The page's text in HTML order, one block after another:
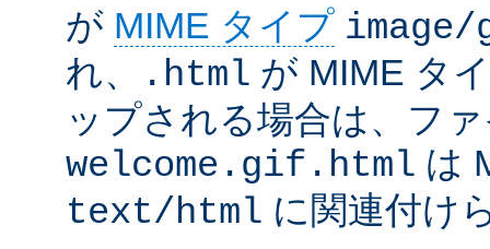
が MIME タイプ
れ、
.html が MIME タ
ップされる場合は、フ
welcome.gif.html は
text/html に関連付け